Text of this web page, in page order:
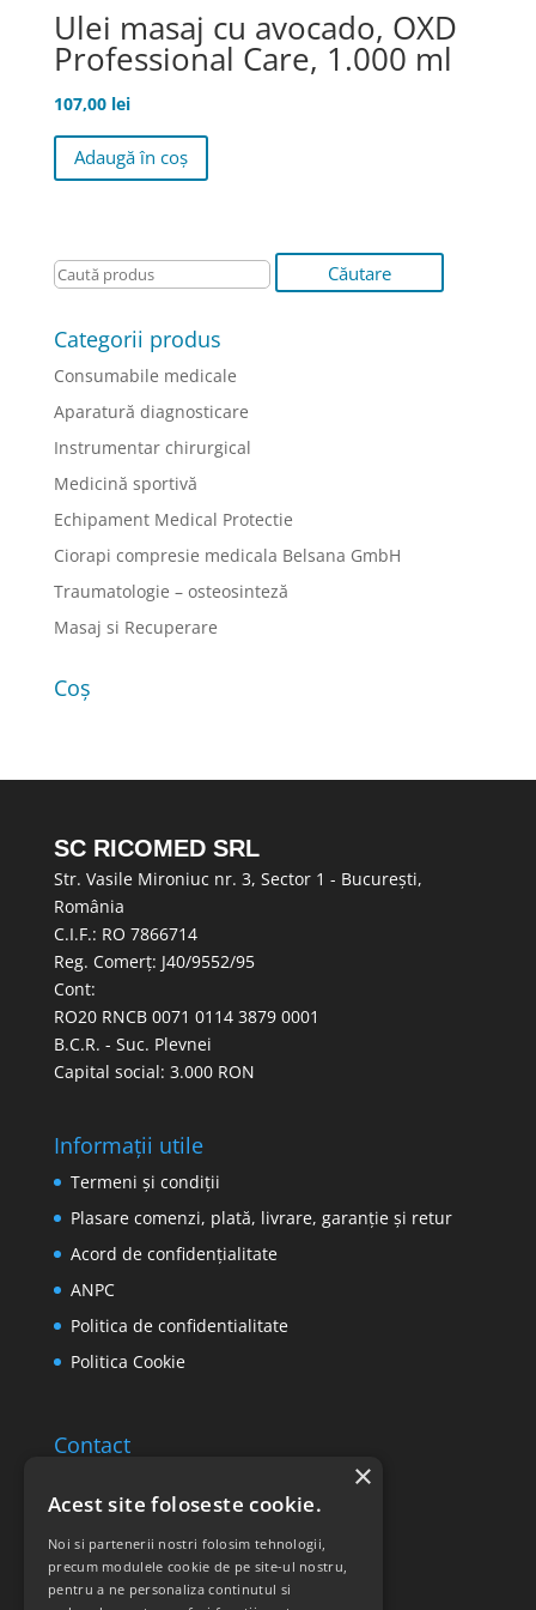
Ulei masaj cu avocado, OXD
Professional Care, 1.000 ml
107,00 lei
Adaugă în coș
Categorii produs
Consumabile medicale
Aparatură diagnosticare
Instrumentar chirurgical
Medicină sportivă
Echipament Medical Protectie
Ciorapi compresie medicala Belsana GmbH
Traumatologie – osteosinteză
Masaj si Recuperare
Coș
SC RICOMED SRL
Str. Vasile Mironiuc nr. 3, Sector 1 - București,
România
C.I.F.: RO 7866714
Reg. Comerț: J40/9552/95
Cont:
RO20 RNCB 0071 0114 3879 0001
B.C.R. - Suc. Plevnei
Capital social: 3.000 RON
Informații utile
Termeni și condiții
Plasare comenzi, plată, livrare, garanție și retur
Acord de confidențialitate
ANPC
Politica de confidentialitate
Politica Cookie
Contact
Retur produse
Acest site foloseste cookie.
Noi si partenerii nostri folosim tehnologii,
precum modulele cookie de pe site-ul nostru,
pentru a ne personaliza continutul si
×